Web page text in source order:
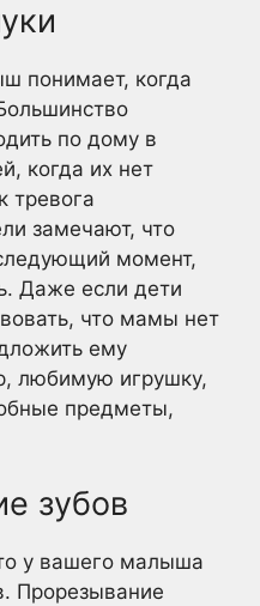
понимает, когда
по дому в
когда их нет
тревога
замечают, что
момент,
Даже если дети
что мамы нет
ему
любимую игрушку,
предметы,
зубов
у вашего малыша
Прорезывание